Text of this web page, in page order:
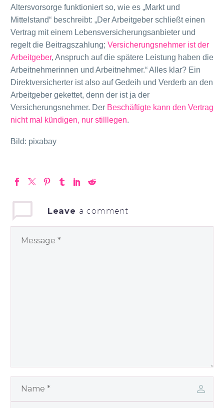
Altersvorsorge funktioniert so, wie es „Markt und
Mittelstand“ beschreibt: „Der Arbeitgeber schließt einen
Vertrag mit einem Lebensversicherungsanbieter und
regelt die Beitragszahlung; Versicherungsnehmer ist der
Arbeitgeber, Anspruch auf die spätere Leistung haben die
Arbeitnehmerinnen und Arbeitnehmer.“ Alles klar? Ein
Direktversicherter ist also auf Gedeih und Verderb an den
Arbeitgeber gekettet, denn der ist ja der
Versicherungsnehmer. Der Beschäftigte kann den Vertrag
nicht mal kündigen, nur stilllegen.
Bild: pixabay
Leave a comment